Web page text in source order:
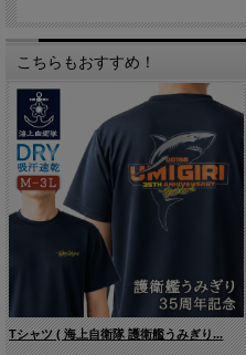
こちらもおすすめ！
Tシャツ ( 海上自衛隊 護衛艦うみぎり...